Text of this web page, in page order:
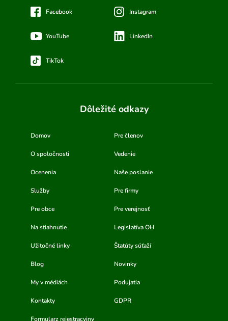
Facebook Instagram
YouTube LinkedIn
TikTok
Dôležité odkazy
Domov Pre členov
O spoločnosti Vedenie
Ocenenia Naše poslanie
Služby Pre firmy
Pre obce Pre verejnosť
Na stiahnutie Legislatíva OH
Užitočné linky Štatúty súťaží
Blog Novinky
My v médiách Podujatia
Kontakty GDPR
Formularz rejestracyjny